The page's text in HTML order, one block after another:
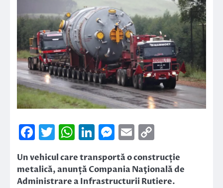
Facebook
Twitter
WhatsApp
LinkedIn
Messenger
Email
Link
Un vehicul care transportă o construcție
metalică, anunță Compania Naţională de
Administrare a Infrastructurii Rutiere.